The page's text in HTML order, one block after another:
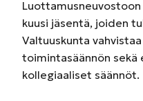
kuusi jäsentä, joiden
Valtuuskunta
toimintasäännön
kollegiaaliset säännöt.